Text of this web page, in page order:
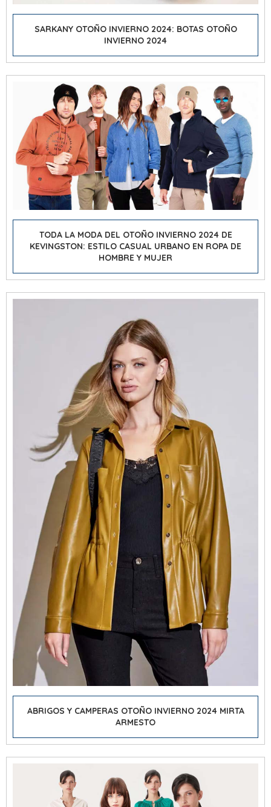
SARKANY OTOÑO INVIERNO 2024: BOTAS OTOÑO
INVIERNO 2024
TODA LA MODA DEL OTOÑO INVIERNO 2024 DE
KEVINGSTON: ESTILO CASUAL URBANO EN ROPA DE
HOMBRE Y MUJER
ABRIGOS Y CAMPERAS OTOÑO INVIERNO 2024 MIRTA
ARMESTO